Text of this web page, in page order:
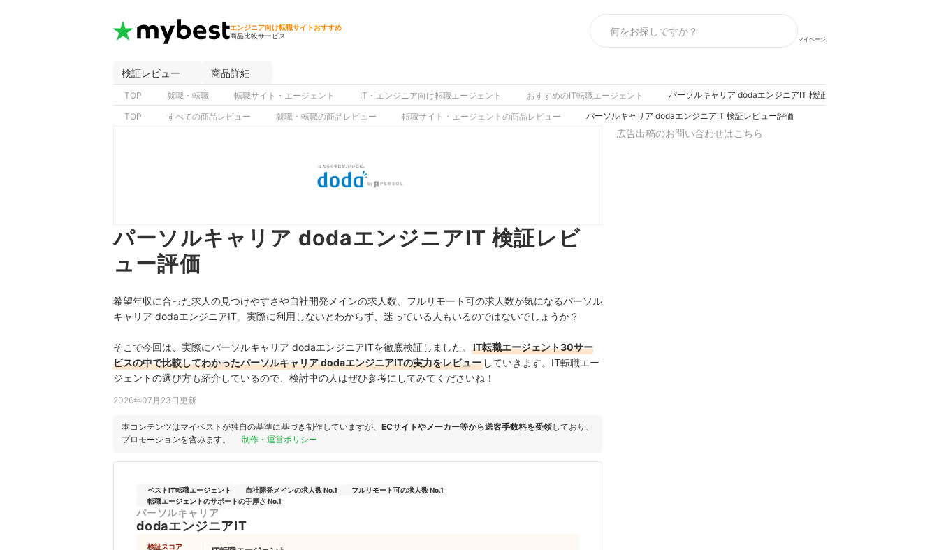
エンジニア向け転職サイトおすすめ
商品比較サービス
マイページ
検証レビュー 商品詳細
TOP 就職・転職 転職サイト・エージェント IT・エンジニア向け転職エージェント おすすめのIT転職エージェント パーソルキャリア dodaエンジニアIT 検証レビュー評価
TOP すべての商品レビュー 就職・転職の商品レビュー 転職サイト・エージェントの商品レビュー パーソルキャリア dodaエンジニアIT 検証レビュー評価
パーソルキャリア dodaエンジニアIT 検証レビ
ュー評価
希望年収に合った求人の見つけやすさや自社開発メインの求人数、フルリモート可の求人数が気になるパーソル
キャリア dodaエンジニアIT。実際に利用しないとわからず、迷っている人もいるのではないでしょうか？
そこで今回は、実際にパーソルキャリア dodaエンジニアITを徹底検証しました。
IT転職エージェント30サー
ビスの中で比較してわかったパーソルキャリア dodaエンジニアITの実力をレビュー していきます。IT転職エー
ジェントの選び方も紹介しているので、検討中の人はぜひ参考にしてみてくださいね！
2026年07月23日更新
本コンテンツはマイベストが独自の基準に基づき制作していますが、 ECサイトやメーカー等から送客手数料を受領しており、
プロモーションを含みます。
制作・運営ポリシー
ベストIT転職エージェント 自社開発メインの求人数 No.1
フルリモート可の求人数 No.1
転職エージェントのサポートの手厚さ No.1
パーソルキャリア
dodaエンジニアIT
検証スコア
広告出稿のお問い合わせはこちら